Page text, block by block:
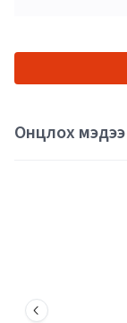
Онцлох мэдээ